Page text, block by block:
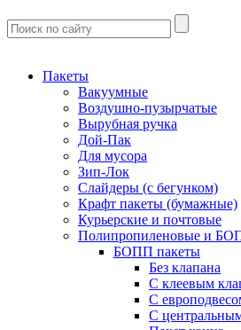
Пакеты
Вакуумные
Воздушно-пузырчатые
Вырубная ручка
Дой-Пак
Для мусора
Зип-Лок
Слайдеры (с бегунком)
Крафт пакеты (бумажные)
Курьерские и почтовые
Полипропиленовые и
БОПП пакеты
Без клапана
С клеевым
С
С